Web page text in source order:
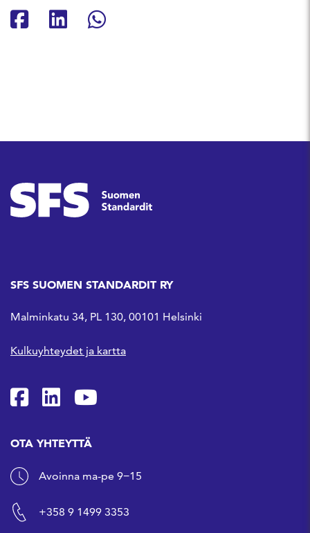
Jaa Facebookissa
Jaa Linkedinissä
Jaa Whatsappissa
SFS SUOMEN STANDARDIT RY
Malminkatu 34, PL 130, 00101 Helsinki
Kulkuyhteydet ja kartta
SFS Facebookissa
SFS Linkedinissä
SFS Youtubessa
OTA YHTEYTTÄ
Avoinna ma-pe 9−15
+358 9 1499 3353